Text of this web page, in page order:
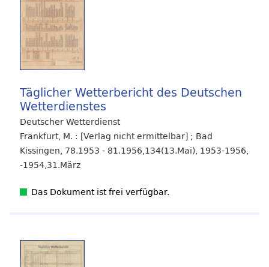
Das Dokument ist frei verfügbar.
Täglicher Wetterbericht des Deutschen
Wetterdienstes
Deutscher Wetterdienst
Frankfurt, M. : [Verlag nicht ermittelbar] ; Bad
Kissingen, 78.1953 - 81.1956,134(13.Mai), 1953-1956,
-1954,31.März